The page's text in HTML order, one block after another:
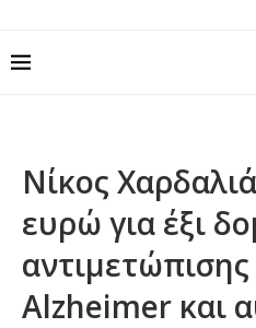
Νίκος
ευρώ για έξι
αντιμετώπισης
Alzheimer και